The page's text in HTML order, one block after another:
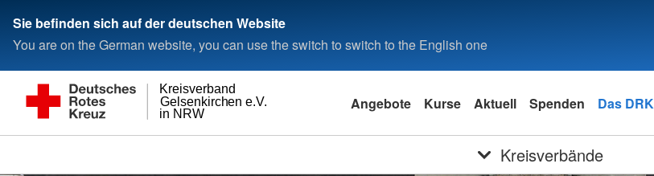
Sie befinden sich auf der deutschen Website
You are on the German website, you can use the switch to switch to the English one
in NRW
Gelsenkirchen e.V.
Kreisverband
Angebote Kurse Aktuell Spenden Das DRK
Kreisverbände